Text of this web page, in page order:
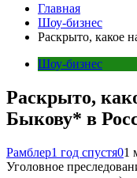
Главная
Шоу-бизнес
Раскрыто, какое
Шоу-бизнес
Раскрыто,
Быкову* в
Рамблер1 год спустя01
Уголовное